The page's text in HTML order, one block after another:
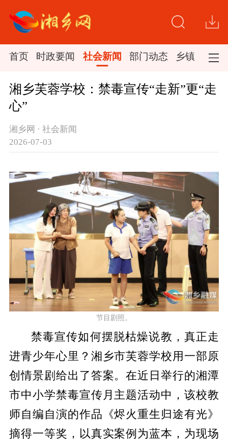
首页 时政要闻 社会新闻 部门动态 乡镇新闻
湘乡芙蓉学校：禁毒宣传“走新”更“走
心”
湘乡网 · 社会新闻
2026-07-03
节目剧照。
禁毒宣传如何摆脱枯燥说教，真正走
进青少年心里？湘乡市芙蓉学校用一部原
创情景剧给出了答案。在近日举行的湘潭
市中小学禁毒宣传月主题活动中，该校教
师自编自演的作品《烬火重生 归途有光》
摘得一等奖，以真实案例为蓝本，为现场